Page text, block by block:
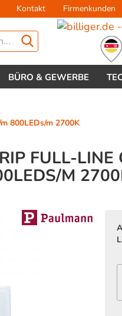
Kontakt Firmenkunden
Lieferland
Konto
BÜRO & GEWERBE
800LEDs/m 2700K
FULL-LINE
M